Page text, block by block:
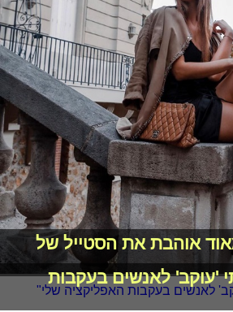
אוהבת את הסטייל של
'עוקב' לאנשים בעקבות